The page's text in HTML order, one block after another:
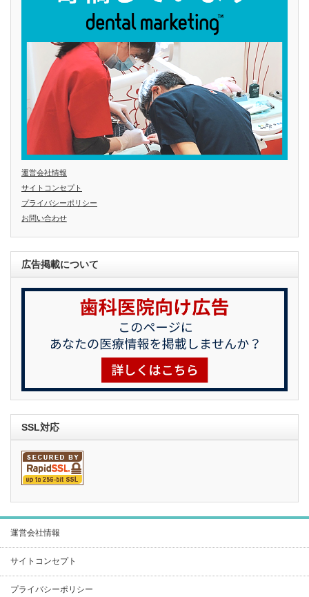
運営会社情報
サイトコンセプト
プライバシーポリシー
お問い合わせ
広告掲載について
SSL対応
運営会社情報
サイトコンセプト
プライバシーポリシー